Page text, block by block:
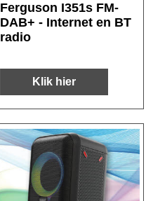
Ferguson I351s FM-
DAB+ - Internet en BT
radio
Klik hier